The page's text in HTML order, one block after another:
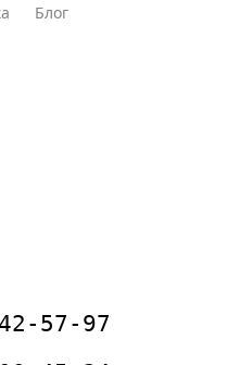
Блог
57-97